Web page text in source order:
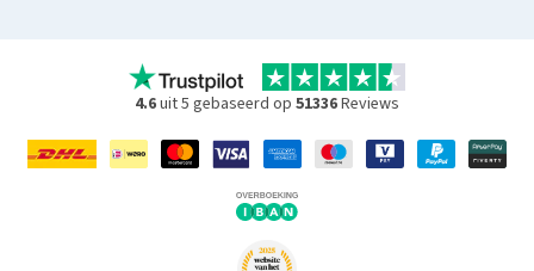
4.6uit 5 gebaseerd op 51336Reviews